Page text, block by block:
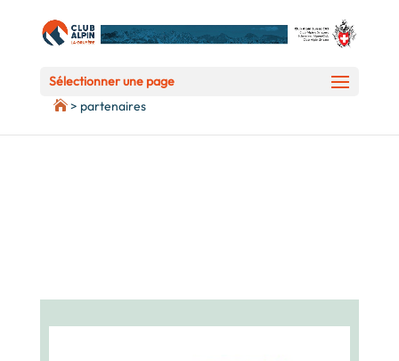
Deprecated : preg_replace(): Passing null to parameter #3 ($subject) of
type array|string is deprecated in
content/plugins/wordfence/vendor/wordfence/wf-
waf/src/lib/rules.phpon line
Sélectionner une page
> partenaires